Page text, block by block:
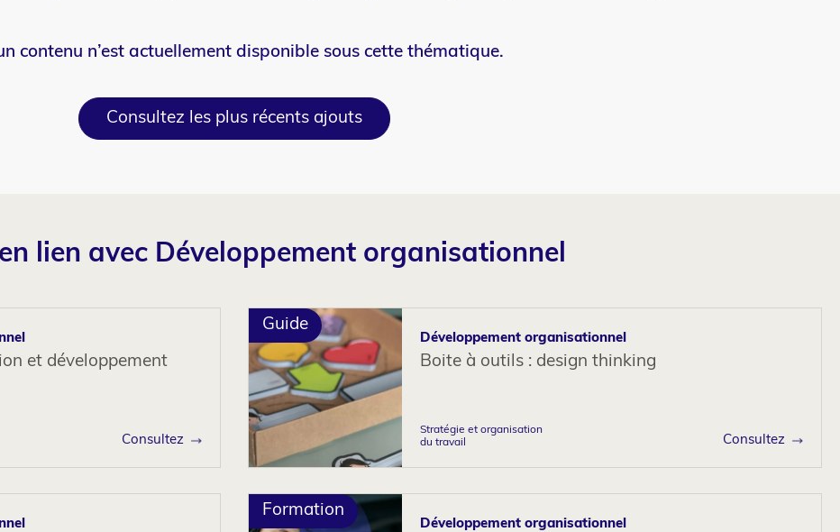
contenu n’est actuellement disponible sous cette thématique.
Consultez les plus récents ajouts
lien avec Développement organisationnel
et développement
Consultez
Guide
Développement organisationnel
Boite à outils : design thinking
Stratégie et organisation
du travail
Consultez
Formation
Développement organisationnel